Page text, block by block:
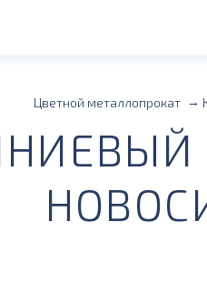
Цветной металлопрокат